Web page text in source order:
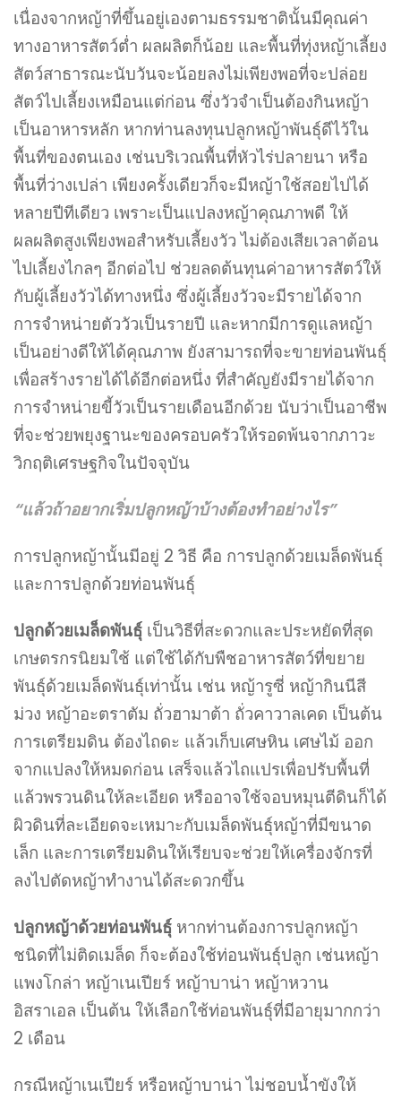
เนื่องจากหญ้าที่ขึ้นอยู่เองตามธรรมชาตินั้นมีคุณค่า
ทางอาหารสัตว์ต่ำ ผลผลิตก็น้อย และพื้นที่ทุ่งหญ้าเลี้ยง
สัตว์สาธารณะนับวันจะน้อยลงไม่เพียงพอที่จะปล่อย
สัตว์ไปเลี้ยงเหมือนแต่ก่อน ซึ่งวัวจำเป็นต้องกินหญ้า
เป็นอาหารหลัก หากท่านลงทุนปลูกหญ้าพันธุ์ดีไว้ใน
พื้นที่ของตนเอง เช่นบริเวณพื้นที่หัวไร่ปลายนา หรือ
พื้นที่ว่างเปล่า เพียงครั้งเดียวก็จะมีหญ้าใช้สอยไปได้
หลายปีทีเดียว เพราะเป็นแปลงหญ้าคุณภาพดี ให้
ผลผลิตสูงเพียงพอสำหรับเลี้ยงวัว ไม่ต้องเสียเวลาต้อน
ไปเลี้ยงไกลๆ อีกต่อไป ช่วยลดต้นทุนค่าอาหารสัตว์ให้
กับผู้เลี้ยงวัวได้ทางหนึ่ง ซึ่งผู้เลี้ยงวัวจะมีรายได้จาก
การจำหน่ายตัววัวเป็นรายปี และหากมีการดูแลหญ้า
เป็นอย่างดีให้ได้คุณภาพ ยังสามารถที่จะขายท่อนพันธุ์
เพื่อสร้างรายได้ได้อีกต่อหนึ่ง ที่สำคัญยังมีรายได้จาก
การจำหน่ายขี้วัวเป็นรายเดือนอีกด้วย นับว่าเป็นอาชีพ
ที่จะช่วยพยุงฐานะของครอบครัวให้รอดพ้นจากภาวะ
วิกฤติเศรษฐกิจในปัจจุบัน
“แล้วถ้าอยากเริ่มปลูกหญ้าบ้างต้องทำอย่างไร”
การปลูกหญ้านั้นมีอยู่ 2 วิธี คือ การปลูกด้วยเมล็ดพันธุ์
และการปลูกด้วยท่อนพันธุ์
ปลูกด้วยเมล็ดพันธุ์ เป็นวิธีที่สะดวกและประหยัดที่สุด
เกษตรกรนิยมใช้ แต่ใช้ได้กับพืชอาหารสัตว์ที่ขยาย
พันธุ์ด้วยเมล็ดพันธุ์เท่านั้น เช่น หญ้ารูซี่ หญ้ากินนีสี
ม่วง หญ้าอะตราตัม ถั่วฮามาต้า ถั่วคาวาลเคด เป็นต้น
การเตรียมดิน ต้องไถดะ แล้วเก็บเศษหิน เศษไม้ ออก
จากแปลงให้หมดก่อน เสร็จแล้วไถแปรเพื่อปรับพื้นที่
แล้วพรวนดินให้ละเอียด หรืออาจใช้จอบหมุนตีดินก็ได้
ผิวดินที่ละเอียดจะเหมาะกับเมล็ดพันธุ์หญ้าที่มีขนาด
เล็ก และการเตรียมดินให้เรียบจะช่วยให้เครื่องจักรที่
ลงไปตัดหญ้าทำงานได้สะดวกขึ้น
ปลูกหญ้าด้วยท่อนพันธุ์ หากท่านต้องการปลูกหญ้า
ชนิดที่ไม่ติดเมล็ด ก็จะต้องใช้ท่อนพันธุ์ปลูก เช่นหญ้า
แพงโกล่า หญ้าเนเปียร์ หญ้าบาน่า หญ้าหวาน
อิสราเอล เป็นต้น ให้เลือกใช้ท่อนพันธุ์ที่มีอายุมากกว่า
2 เดือน
กรณีหญ้าเนเปียร์ หรือหญ้าบาน่า ไม่ชอบน้ำขังให้